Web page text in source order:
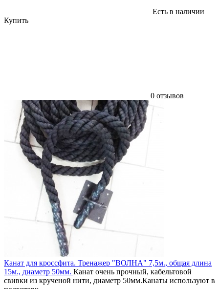
Есть в наличии
Купить
0 отзывов
Канат для кроссфита. Тренажер "ВОЛНА" 7,5м., общая длина
15м., диаметр 50мм. Канат очень прочный, кабельтовой
свивки из крученой нити, диаметр 50мм.Канаты используют в